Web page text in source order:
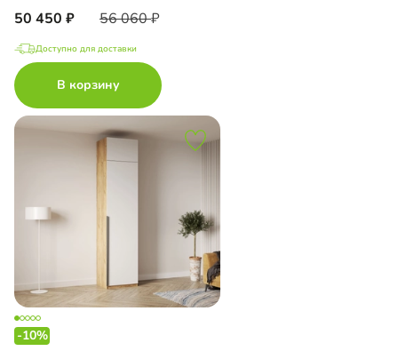
50 450 56 060
Доступно для доставки
В корзину
-10%